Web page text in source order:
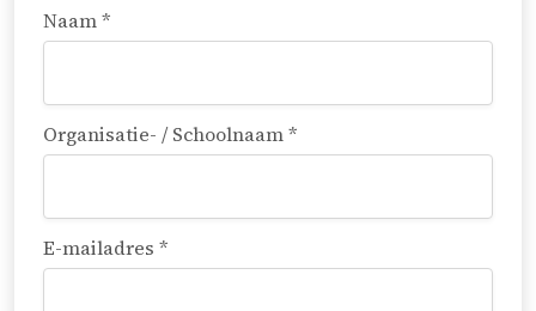
Naam *
Organisatie- / Schoolnaam *
E-mailadres *